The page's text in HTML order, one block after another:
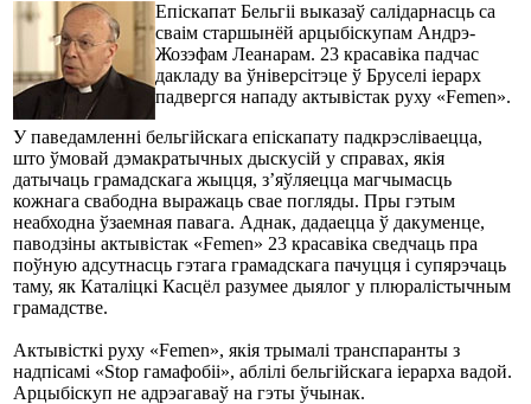
Епіскапат Бельгіі выказаў салідарнасць са
сваім старшынёй арцыбіскупам Андрэ-
Жозэфам Леанарам. 23 красавіка падчас
дакладу ва ўніверсітэце ў Бруселі іерарх
падвергся нападу актывістак руху «Femen».
У паведамленні бельгійскага епіскапату падкрэсліваецца,
што ўмовай дэмакратычных дыскусій у справах, якія
датычаць грамадскага жыцця, з’яўляецца магчымасць
кожнага свабодна выражаць свае погляды. Пры гэтым
неабходна ўзаемная павага. Аднак, дадаецца ў дакуменце,
паводзіны актывістак «Femen» 23 красавіка сведчаць пра
поўную адсутнасць гэтага грамадскага пачуцця і супярэчаць
таму, як Каталіцкі Касцёл разумее дыялог у плюралістычным
грамадстве.
Актывісткі руху «Femen», якія трымалі транспаранты з
надпісамі «Stop гамафобіі», аблілі бельгійскага іерарха вадой.
Арцыбіскуп не адрэагаваў на гэты ўчынак.